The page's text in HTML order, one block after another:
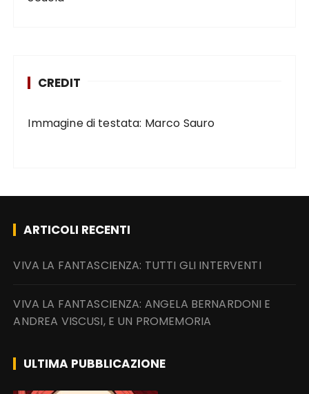
CREDIT
Immagine di testata: Marco Sauro
ARTICOLI RECENTI
VIVA LA FANTASCIENZA: TUTTI GLI INTERVENTI
VIVA LA FANTASCIENZA: ANGELA BERNARDONI E
ANDREA VISCUSI, E UN PROMEMORIA
ULTIMA PUBBLICAZIONE